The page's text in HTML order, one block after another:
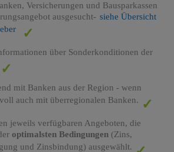
Versicherungen und Bausparkassen
ausgesucht- siehe Übersicht
über Sonderkonditionen der
mit Banken aus der Region - wenn
auch mit überregionalen Banken.
jeweils verfügbaren Angeboten, die
optimalsten Bedingungen(Zins,
und Zinsbindung) ausgewählt.